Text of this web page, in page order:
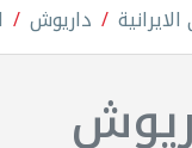
داريوش